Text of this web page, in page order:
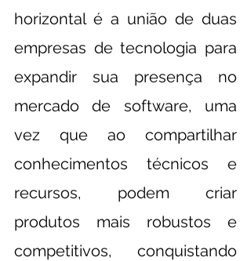
horizontal é a união de duas
empresas de tecnologia para
expandir sua presença no
mercado de software, uma
vez que ao compartilhar
conhecimentos técnicos e
recursos, podem criar
produtos mais robustos e
competitivos, conquistando